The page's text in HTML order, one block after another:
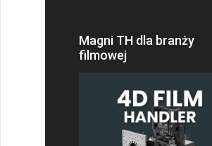
Magni TH dla branży
filmowej